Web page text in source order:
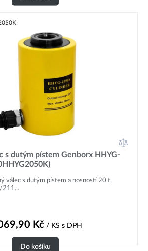
s dutým pístem Genborx HHYG-
válec s dutým pístem a nosností 20 t,
211...
Kč/ KS s DPH
Do košíku